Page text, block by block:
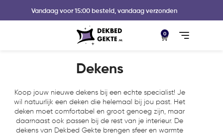
Vandaag voor 15:00 besteld, vandaag verzonden
0
Dekens
Koop jouw nieuwe dekens bij een echte specialist! Je
wil natuurlijk een deken die helemaal bij jou past. Het
deken moet comfortabel en groot genoeg zijn, maar
daarnaast ook passen bij de rest van je interieur. De
dekens van Dekbed Gekte brengen sfeer en warmte